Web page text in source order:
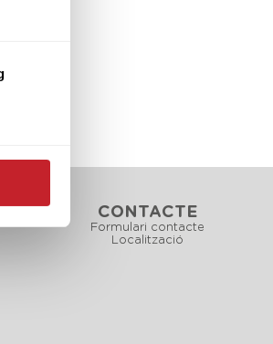
CONTACTE
Formulari contacte
Localització